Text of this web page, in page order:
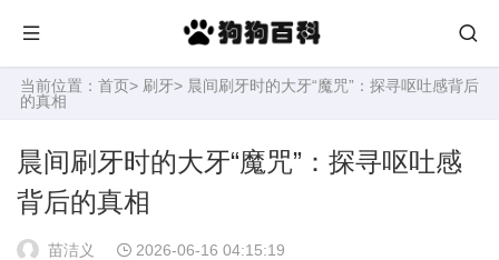
当前位置： 首页> 刷牙> 晨间刷牙时的大牙“魔咒”：探寻呕吐感背后
的真相
晨间刷牙时的大牙“魔咒”：探寻呕吐感
背后的真相
苗洁义 2026-06-16 04:15:19